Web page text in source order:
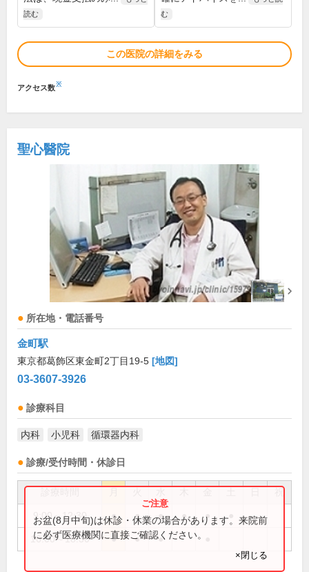
読む
む
この医院の詳細をみる
アクセス数※
聖心醫院
所在地・電話番号
金町駅
東京都葛飾区東金町2丁目19-5 [地図]
03-3607-3926
診療科目
内科 小児科 循環器内科
診療/受付時間・休診日
祝
9:00～12:30 ● ● ● ● ●
16:00～18:30 ● ● ●
お盆(8月中旬)は休診・休業の場合があります。来院前
に必ず医療機関に直接ご確認ください。
×閉じる